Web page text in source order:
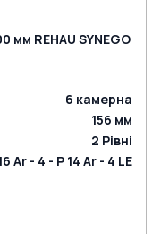
мм REHAU SYNEGO
6 камерна
156 мм
2 Рівні
Ar - 4 - P 14 Ar - 4 LE